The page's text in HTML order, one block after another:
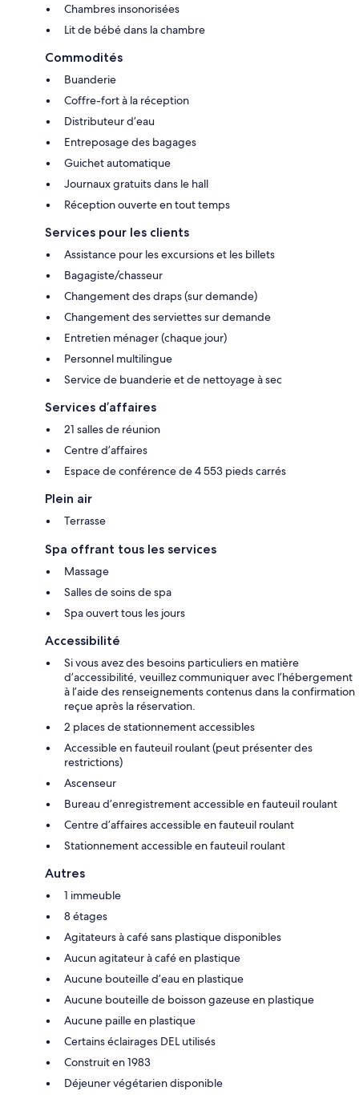
Chambres insonorisées
Lit de bébé dans la chambre
Commodités
Buanderie
Coffre-fort à la réception
Distributeur d’eau
Entreposage des bagages
Guichet automatique
Journaux gratuits dans le hall
Réception ouverte en tout temps
Services pour les clients
Assistance pour les excursions et les billets
Bagagiste/chasseur
Changement des draps (sur demande)
Changement des serviettes sur demande
Entretien ménager (chaque jour)
Personnel multilingue
Service de buanderie et de nettoyage à sec
Services d’affaires
21 salles de réunion
Centre d’affaires
Espace de conférence de 4 553 pieds carrés
Plein air
Terrasse
Spa offrant tous les services
Massage
Salles de soins de spa
Spa ouvert tous les jours
Accessibilité
Si vous avez des besoins particuliers en matière
d’accessibilité, veuillez communiquer avec l’hébergement
à l’aide des renseignements contenus dans la confirmation
reçue après la réservation.
2 places de stationnement accessibles
Accessible en fauteuil roulant (peut présenter des
restrictions)
Ascenseur
Bureau d’enregistrement accessible en fauteuil roulant
Centre d’affaires accessible en fauteuil roulant
Stationnement accessible en fauteuil roulant
Autres
1 immeuble
8 étages
Agitateurs à café sans plastique disponibles
Aucun agitateur à café en plastique
Aucune bouteille d’eau en plastique
Aucune bouteille de boisson gazeuse en plastique
Aucune paille en plastique
Certains éclairages DEL utilisés
Construit en 1983
Déjeuner végétarien disponible